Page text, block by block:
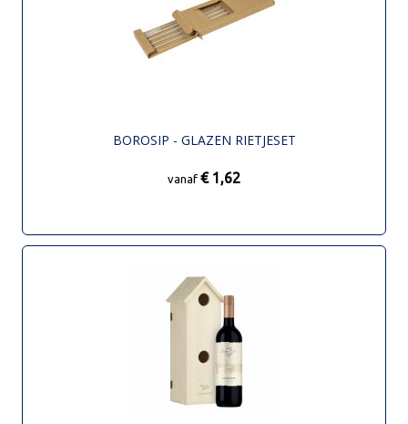
BOROSIP - GLAZEN RIETJESET
vanaf € 1,62